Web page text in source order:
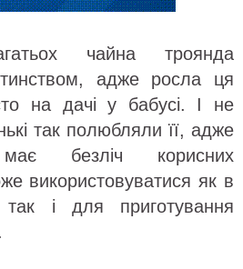
чайна троянда
адже росла ця
на дачі у бабусі. І не
так полюбляли її, адже
безліч корисних
використовуватися як в
і для приготування